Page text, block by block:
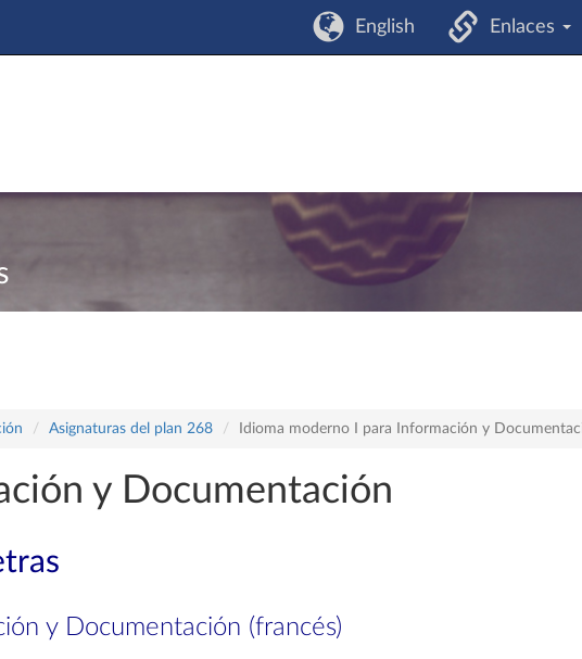
English Enlaces
Asignaturas del plan 268 Idioma moderno I para Información y
y Documentación
y Documentación (francés)